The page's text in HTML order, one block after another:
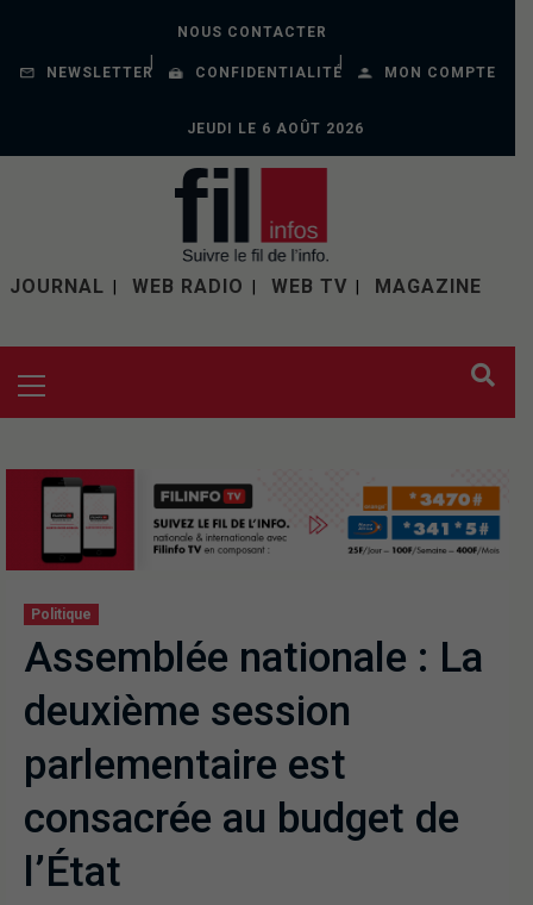
NOUS CONTACTER
NEWSLETTER CONFIDENTIALITÉ MON COMPTE
JEUDI LE 6 AOÛT 2026
JOURNAL WEB RADIO WEB TV MAGAZINE
Politique
Assemblée nationale : La
deuxième session
parlementaire est
consacrée au budget de
l’État